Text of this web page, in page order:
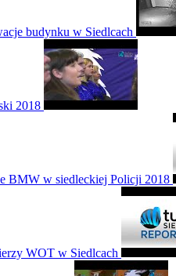
budynku w Siedlcach
2018
BMW w siedleckiej Policji 2018
WOT w Siedlcach